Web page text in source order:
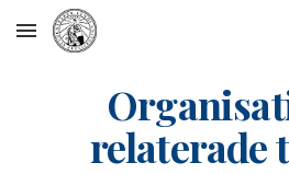
Skip to main content
relaterade